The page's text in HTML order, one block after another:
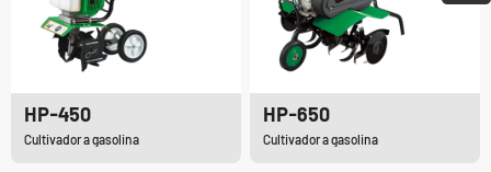
HP-450
Cultivador a gasolina
HP-650
Cultivador a gasolina